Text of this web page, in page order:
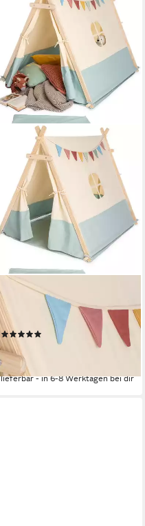
PINOLINO®
Spielzelt Yuma mit
Zeltstangen aus Holz
86,08 € UVP135,00 €
-36%
lieferbar - in 6-8 Werktagen bei dir